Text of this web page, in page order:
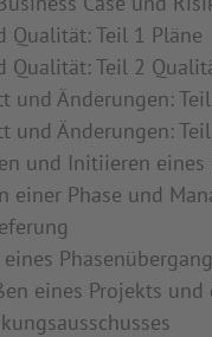
Qualität: Teil 1 Pläne
Qualität: Teil 2
und Änderungen:
und Änderungen:
und Initiieren eines
einer Phase und
eines Projekts und